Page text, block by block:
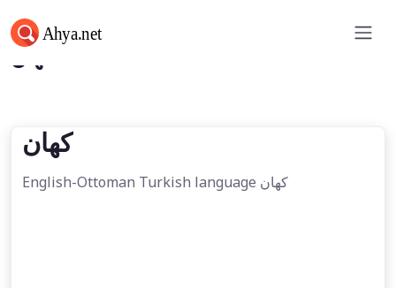
كهان
كهان
English-Ottoman Turkish language كهان